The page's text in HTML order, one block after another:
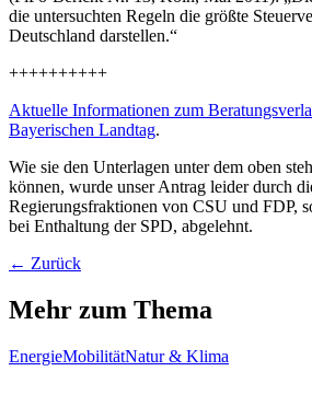
die untersuchten Regeln die größte
Deutschland darstellen.“
++++++++++
Aktuelle Informationen zum
Bayerischen Landtag.
Wie sie den Unterlagen unter dem oben
können, wurde unser Antrag leider durch
Regierungsfraktionen von CSU und FDP,
bei Enthaltung der SPD, abgelehnt.
← Zurück
Mehr zum Thema
EnergieMobilitätNatur & Klima